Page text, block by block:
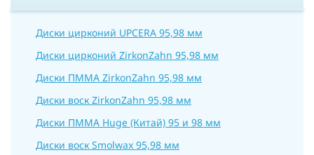
Диски цирконий UPCERA 95,98 мм
Диски цирконий ZirkonZahn 95,98 мм
Диски ПММА ZirkonZahn 95,98 мм
Диски воск ZirkonZahn 95,98 мм
Диски ПММА Huge (Китай) 95 и 98 мм
Диски воск Smolwax 95,98 мм